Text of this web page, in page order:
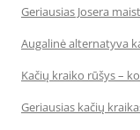
Geriausias Josera
Augalinė alternatyva
Kačių kraiko rūšys –
Geriausias kačių